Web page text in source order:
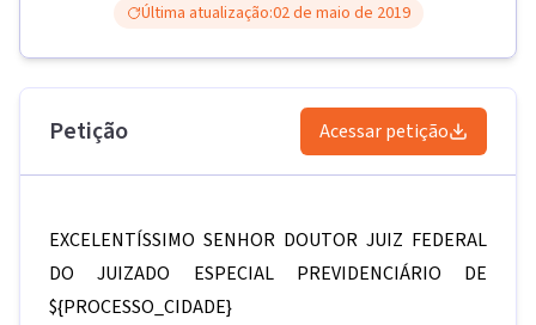
Última atualização:02 de maio de 2019
Petição Acessar petição
EXCELENTÍSSIMO SENHOR DOUTOR JUIZ FEDERAL
DO JUIZADO ESPECIAL PREVIDENCIÁRIO DE
${PROCESSO_CIDADE}